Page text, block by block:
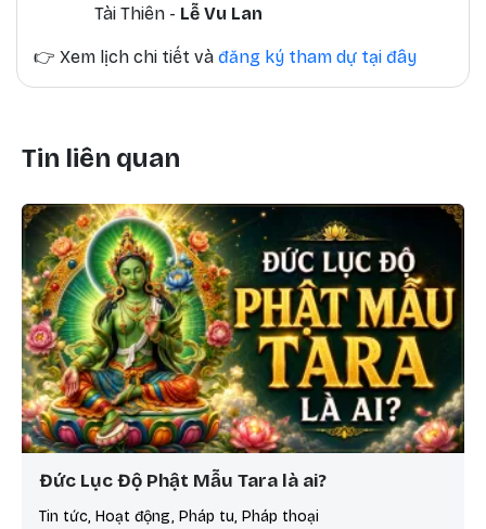
Tài Thiên - Lễ Vu Lan
👉 Xem lịch chi tiết và đăng ký tham dự tại đây
Tin liên quan
Đức Lục Độ Phật Mẫu Tara là ai?
Tin tức, Hoạt động, Pháp tu, Pháp thoại